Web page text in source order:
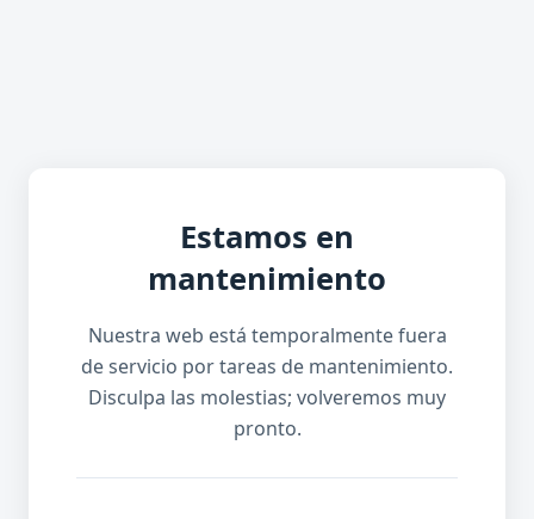
Estamos en
mantenimiento
Nuestra web está temporalmente fuera
de servicio por tareas de mantenimiento.
Disculpa las molestias; volveremos muy
pronto.